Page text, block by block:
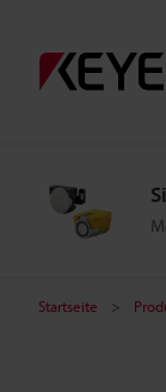
Startseite